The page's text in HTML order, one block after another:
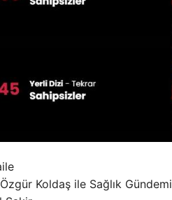
Koldaş ile Sağlık Gündemi